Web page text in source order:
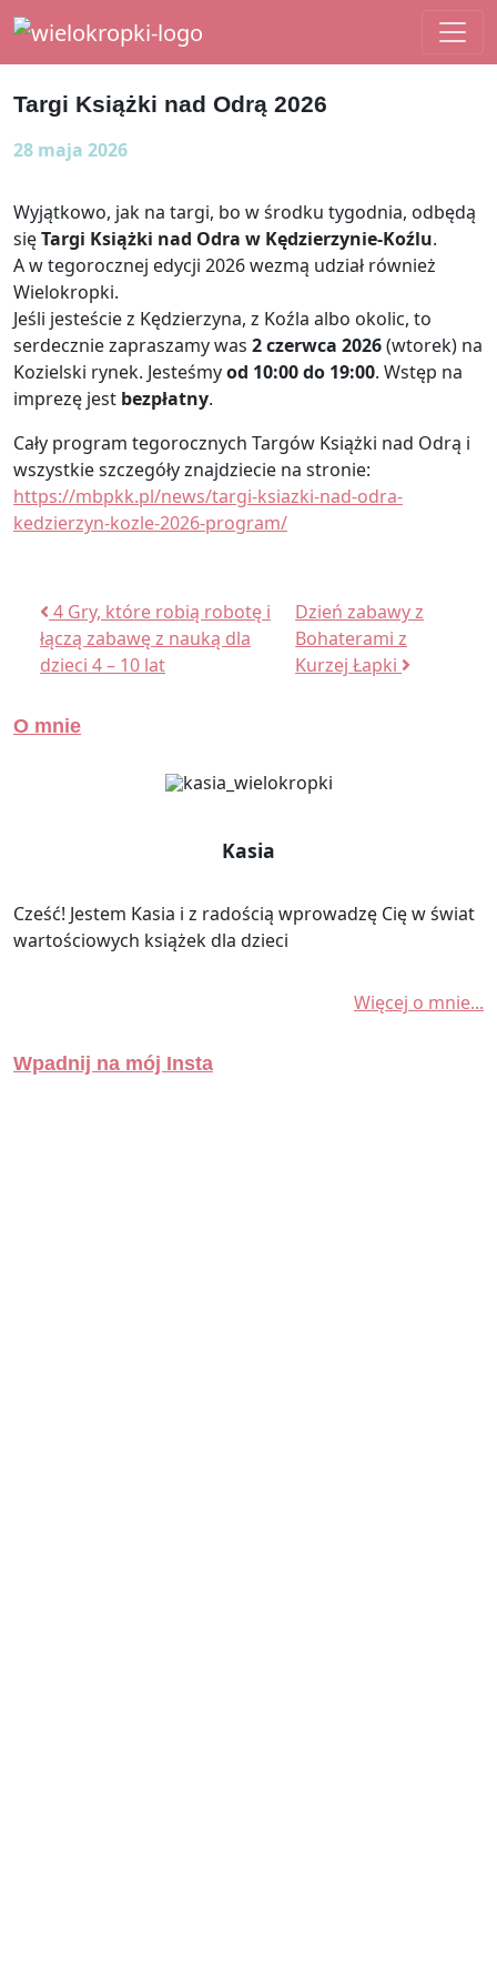
Main Navigation
Targi Książki nad Odrą 2026
28 maja 2026
Wyjątkowo, jak na targi, bo w środku tygodnia, odbędą
sięTargi Książki nad Odra w Kędzierzynie-Koźlu.
A w tegorocznej edycji 2026 wezmą udział również
Wielokropki.
Jeśli jesteście z Kędzierzyna, z Koźla albo okolic, to
serdecznie zapraszamy was 2 czerwca 2026(wtorek) na
Kozielski rynek. Jesteśmyod 10:00 do 19:00. Wstęp na
imprezę jest bezpłatny.
Cały program tegorocznych Targów Książki nad Odrą i
wszystkie szczegóły znajdziecie na stronie:
https://mbpkk.pl/news/targi-ksiazki-nad-odra-
kedzierzyn-kozle-2026-program/
Nawigacja wpisu
4 Gry, które robią robotę i
łączą zabawę z nauką dla
dzieci 4 – 10 lat
Dzień zabawy z
Bohaterami z
Kurzej Łapki
O mnie
Kasia
Cześć! Jestem Kasia i z radością wprowadzę Cię w świat
wartościowych książek dla dzieci
Więcej o mnie...
Wpadnij na mój Insta